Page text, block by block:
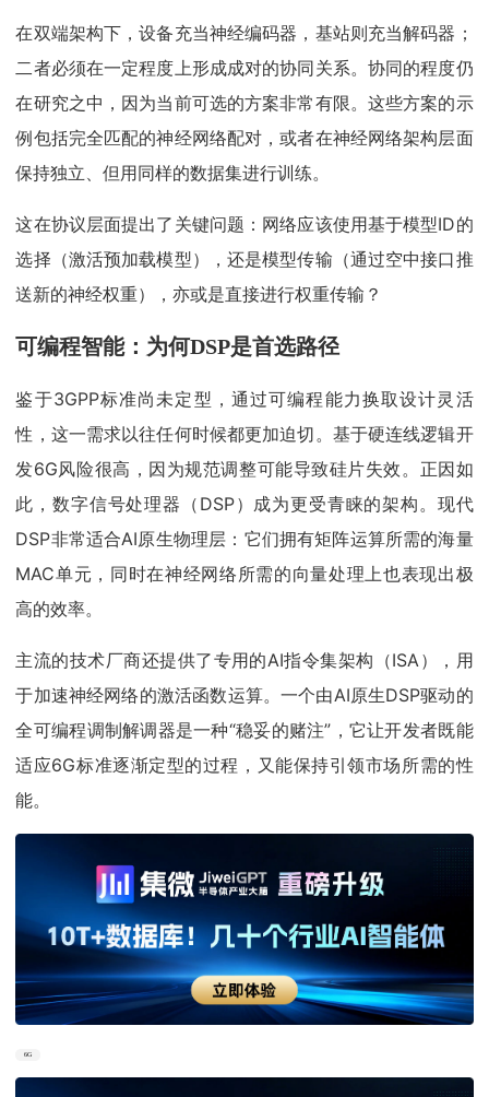
在双端架构下，设备充当神经编码器，基站则充当解码器；
二者必须在一定程度上形成成对的协同关系。协同的程度仍
在研究之中，因为当前可选的方案非常有限。这些方案的示
例包括完全匹配的神经网络配对，或者在神经网络架构层面
保持独立、但用同样的数据集进行训练。
这在协议层面提出了关键问题：网络应该使用基于模型ID的
选择（激活预加载模型），还是模型传输（通过空中接口推
送新的神经权重），亦或是直接进行权重传输？
可编程智能：为何DSP是首选路径
鉴于3GPP标准尚未定型，通过可编程能力换取设计灵活
性，这一需求以往任何时候都更加迫切。基于硬连线逻辑开
发6G风险很高，因为规范调整可能导致硅片失效。正因如
此，数字信号处理器（DSP）成为更受青睐的架构。现代
DSP非常适合AI原生物理层：它们拥有矩阵运算所需的海量
MAC单元，同时在神经网络所需的向量处理上也表现出极
高的效率。
主流的技术厂商还提供了专用的AI指令集架构（ISA），用
于加速神经网络的激活函数运算。一个由AI原生DSP驱动的
全可编程调制解调器是一种“稳妥的赌注”，它让开发者既能
适应6G标准逐渐定型的过程，又能保持引领市场所需的性
能。
6G